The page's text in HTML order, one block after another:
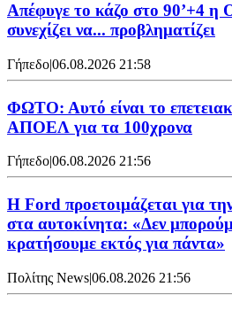
Απέφυγε το κάζο στο 90’+4 η
συνεχίζει να... προβληματίζει
Γήπεδο|06.08.2026 21:58
ΦΩΤΟ: Αυτό είναι το
ΑΠΟΕΛ για τα 100χρονα
Γήπεδο|06.08.2026 21:56
Η Ford προετοιμάζεται για
στα αυτοκίνητα: «Δεν
κρατήσουμε εκτός για πάντα»
Πολίτης News|06.08.2026 21:56